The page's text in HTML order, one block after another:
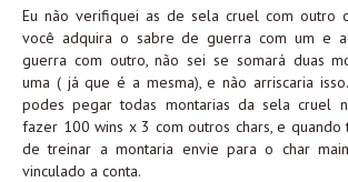
Eu não verifiquei as de sela cruel com outro
você adquira o sabre de guerra com um e
guerra com outro, não sei se somará duas
uma ( já que é a mesma), e não arriscaria
podes pegar todas montarias da sela cruel
fazer 100 wins x 3 com outros chars, e quando
de treinar a montaria envie para o char
vinculado a conta.